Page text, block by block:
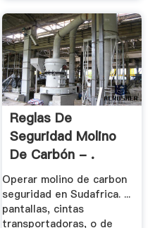
Reglas De
Seguridad Molino
De Carbón - .
Operar molino de carbon
seguridad en Sudafrica. ...
pantallas, cintas
transportadoras, o de